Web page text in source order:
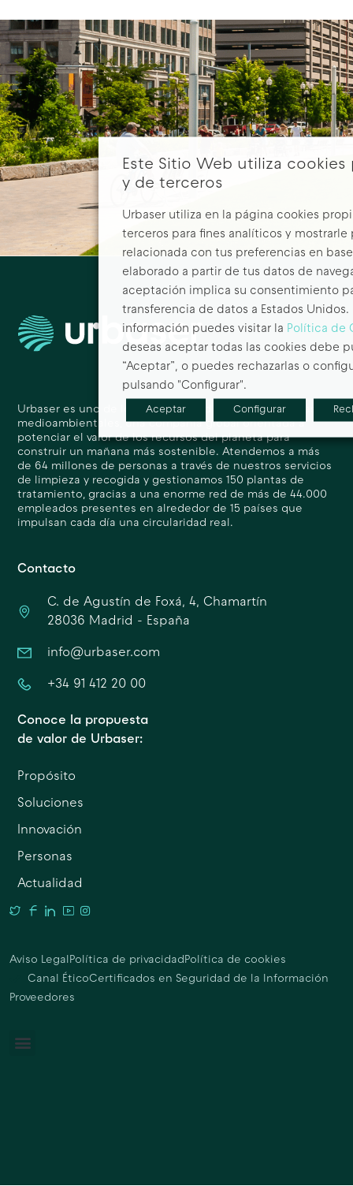
Urbaser es uno de los líderes mundiales en soluciones
medioambientales, una compañía global orientada a
potenciar el valor de los recursos del planeta para
construir un mañana más sostenible. Atendemos a más
de 64 millones de personas a través de nuestros servicios
de limpieza y recogida y gestionamos 150 plantas de
tratamiento, gracias a una enorme red de más de 44.000
empleados presentes en alrededor de 15 países que
impulsan cada día una circularidad real.
Contacto
C. de Agustín de Foxá, 4, Chamartín
28036 Madrid - España
info@urbaser.com
+34 91 412 20 00
Conoce la propuesta
de valor de Urbaser:
Propósito
Soluciones
Innovación
Personas
Actualidad
Aviso Legal Política de privacidad Política de cookies
Canal ÉticoCertificados en Seguridad de la Información
Proveedores
Este Sitio Web utiliza cookies
y de terceros
Urbaser utiliza en la página cookies
terceros para fines analíticos y
relacionada con tus preferencias en
elaborado a partir de tus datos de
aceptación implica su consentimiento
transferencia de datos a Estados Unidos.
información puedes visitar la Política de
deseas aceptar todas las cookies debe
“Aceptar”, o puedes rechazarlas o
pulsando "Configurar".
Aceptar Configurar